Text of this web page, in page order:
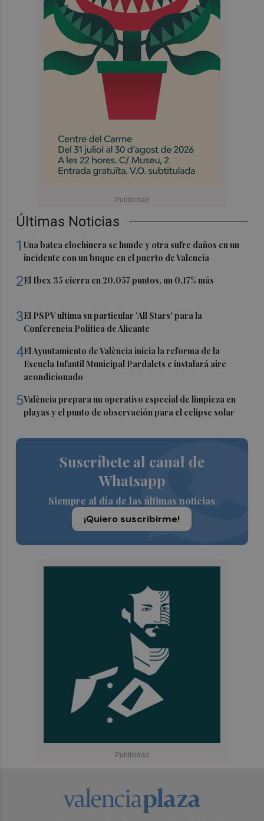
Últimas Noticias
1Una batea clochinera se hunde y otra sufre daños en un
incidente con un buque en el puerto de Valencia
2El Ibex 35 cierra en 20.057 puntos, un 0,17% más
3El PSPV ultima su particular 'All Stars' para la
Conferencia Política de Alicante
4El Ayuntamiento de València inicia la reforma de la
Escuela Infantil Municipal Pardalets e instalará aire
acondicionado
5València prepara un operativo especial de limpieza en
playas y el punto de observación para el eclipse solar
Suscríbete al canal de
Whatsapp
Siempre al día de las últimas noticias
¡Quiero suscribirme!